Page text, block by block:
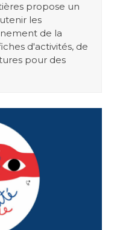
propose un
les
de la
d'activités, de
pour des